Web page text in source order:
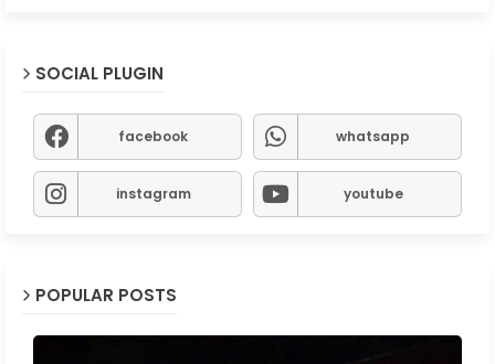
SOCIAL PLUGIN
facebook whatsapp
instagram youtube
POPULAR POSTS